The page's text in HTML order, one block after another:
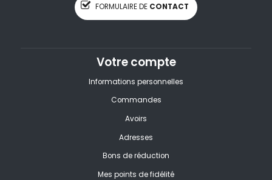
FORMULAIRE DE CONTACT
Votre compte
Informations personnelles
Commandes
Avoirs
Adresses
Bons de réduction
Mes points de fidélité